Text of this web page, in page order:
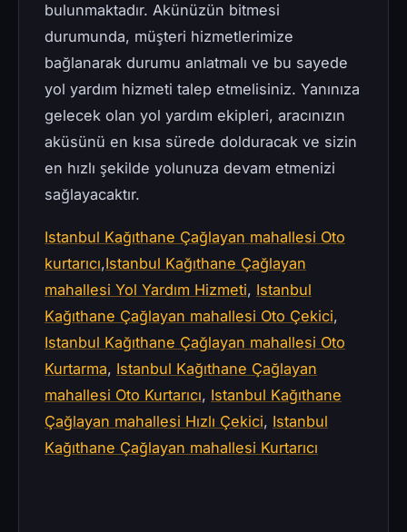
bulunmaktadır. Akünüzün bitmesi
durumunda, müşteri hizmetlerimize
bağlanarak durumu anlatmalı ve bu sayede
yol yardım hizmeti talep etmelisiniz. Yanınıza
gelecek olan yol yardım ekipleri, aracınızın
aküsünü en kısa sürede dolduracak ve sizin
en hızlı şekilde yolunuza devam etmenizi
sağlayacaktır.
Istanbul Kağıthane Çağlayan mahallesi Oto
kurtarıcı,Istanbul Kağıthane Çağlayan
mahallesi Yol Yardım Hizmeti, Istanbul
Kağıthane Çağlayan mahallesi Oto Çekici,
Istanbul Kağıthane Çağlayan mahallesi Oto
Kurtarma, Istanbul Kağıthane Çağlayan
mahallesi Oto Kurtarıcı, Istanbul Kağıthane
Çağlayan mahallesi Hızlı Çekici, Istanbul
Kağıthane Çağlayan mahallesi Kurtarıcı